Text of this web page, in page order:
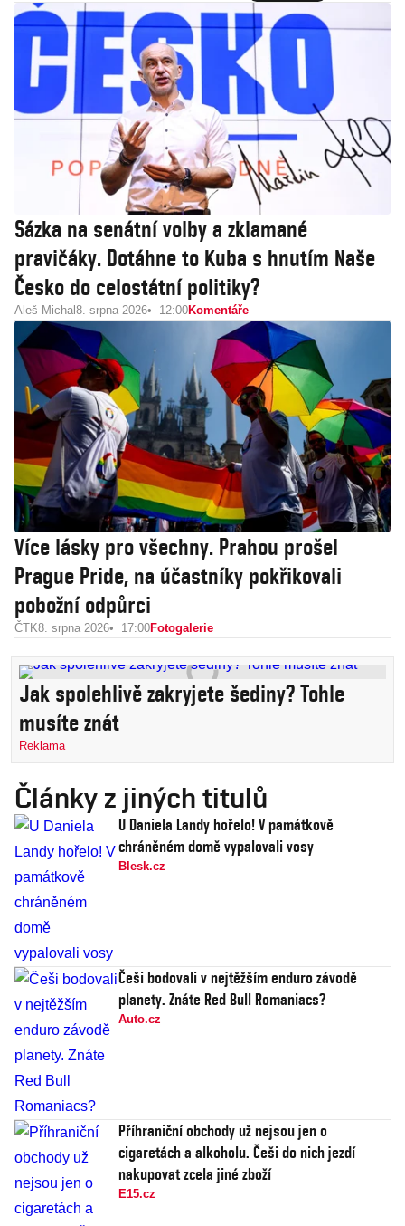
Sázka na senátní volby a zklamané
pravičáky. Dotáhne to Kuba s hnutím Naše
Česko do celostátní politiky?
Aleš Michal 8. srpna 2026 12:00Komentáře
Více lásky pro všechny. Prahou prošel
Prague Pride, na účastníky pokřikovali
pobožní odpůrci
ČTK8. srpna 2026 17:00Fotogalerie
Jak spolehlivě zakryjete šediny? Tohle
musíte znát
Reklama
Články z jiných titulů
U Daniela Landy hořelo! V památkově
chráněném domě vypalovali vosy
Blesk.cz
Češi bodovali v nejtěžším enduro závodě
planety. Znáte Red Bull Romaniacs?
Auto.cz
Příhraniční obchody už nejsou jen o
cigaretách a alkoholu. Češi do nich jezdí
nakupovat zcela jiné zboží
E15.cz